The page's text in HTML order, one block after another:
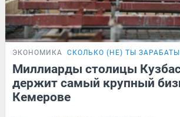
ЭКОНОМИКА СКОЛЬКО (НЕ) ТЫ
Миллиарды столицы
держит самый крупный
Кемерове